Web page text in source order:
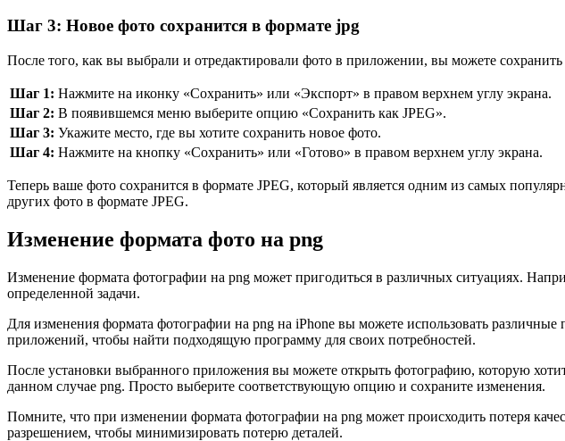
Шаг 3: Новое фото сохранится в формате jpg
После того, как вы выбрали и отредактировали фото в приложении, вы можете
Шаг 1: Нажмите на иконку «Сохранить» или «Экспорт» в правом верхнем углу экрана.
Шаг 2: В появившемся меню выберите опцию «Сохранить как JPEG».
Шаг 3: Укажите место, где вы хотите сохранить новое фото.
Шаг 4: Нажмите на кнопку «Сохранить» или «Готово» в правом верхнем углу экрана.
Теперь ваше фото сохранится в формате JPEG, который является одним из самых
других фото в формате JPEG.
Изменение формата фото на png
Изменение формата фотографии на png может пригодиться в различных ситуациях.
определенной задачи.
Для изменения формата фотографии на png на iPhone вы можете использовать
приложений, чтобы найти подходящую программу для своих потребностей.
После установки выбранного приложения вы можете открыть фотографию, которую
данном случае png. Просто выберите соответствующую опцию и сохраните изменения.
Помните, что при изменении формата фотографии на png может происходить потеря
разрешением, чтобы минимизировать потерю деталей.